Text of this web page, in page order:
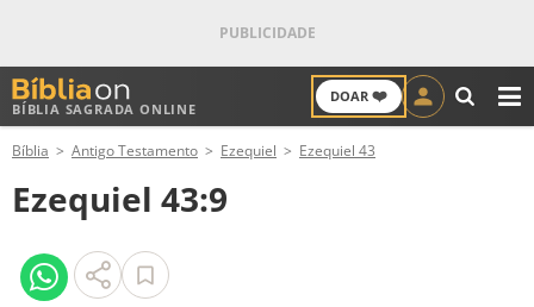
BÍBLIA SAGRADA ONLINE
DOAR ❤️
ANTIGO TESTAMENTO
NOVO TESTAMENTO
VERSÍCULOS
Bíblia Antigo Testamento Ezequiel Ezequiel 43
Ezequiel 43:9